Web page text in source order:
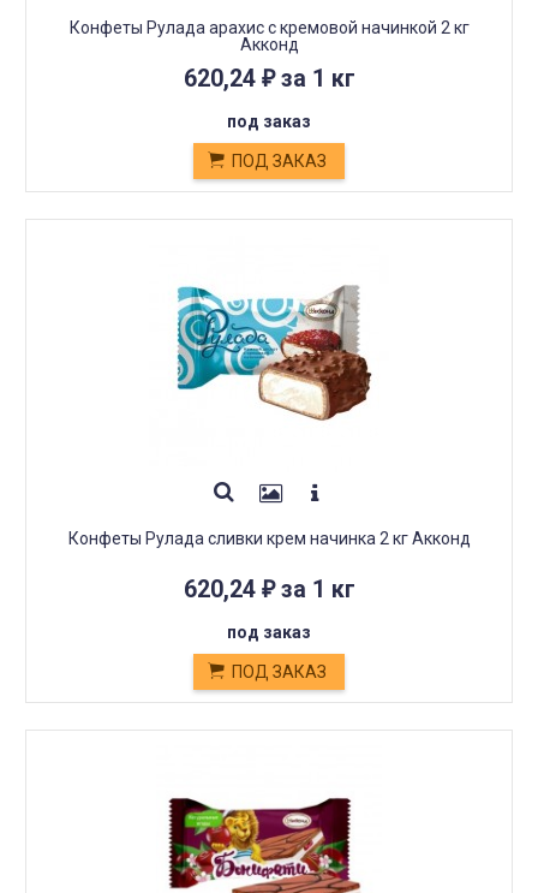
Конфеты Рулада арахис с кремовой начинкой 2 кг
Акконд
620,24 ₽за 1 кг
под заказ
ПОД ЗАКАЗ
Конфеты Рулада сливки крем начинка 2 кг Акконд
620,24 ₽за 1 кг
под заказ
ПОД ЗАКАЗ